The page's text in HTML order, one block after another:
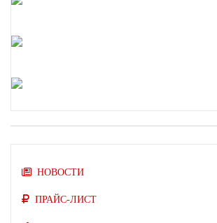
НОВОСТИ
ПРАЙС-ЛИСТ